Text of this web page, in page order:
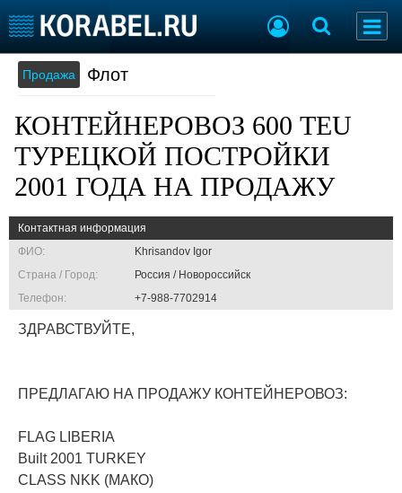
Судостроение
Новости
Компании
Репутация
Работа
Журнал
Реклама
Продажа флота
Оборудование
Изделия
Материалы
Конференции
Выставки и семинары
Флот
Все службы
Продажа Флот
КОНТЕЙНЕРОВОЗ 600 TEU
ТУРЕЦКОЙ ПОСТРОЙКИ
2001 ГОДА НА ПРОДАЖУ
Контактная информация
ФИО:
Khrisandov Igor
Страна / Город:
Россия / Новороссийск
Телефон:
+7-988-7702914
ЗДРАВСТВУЙТЕ,
ПРЕДЛАГАЮ НА ПРОДАЖУ КОНТЕЙНЕРОВОЗ:
FLAG LIBERIA
Built 2001 TURKEY
CLASS NKK (МАКО)